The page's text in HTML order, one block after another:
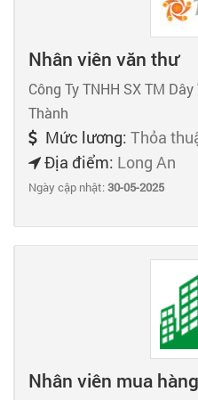
Nhân viên văn thư
Công Ty TNHH SX TM
Thành
Mức lương: Thỏa
Địa điểm: Long An
Ngày cập nhật:30-05-2025
Nhân viên mua